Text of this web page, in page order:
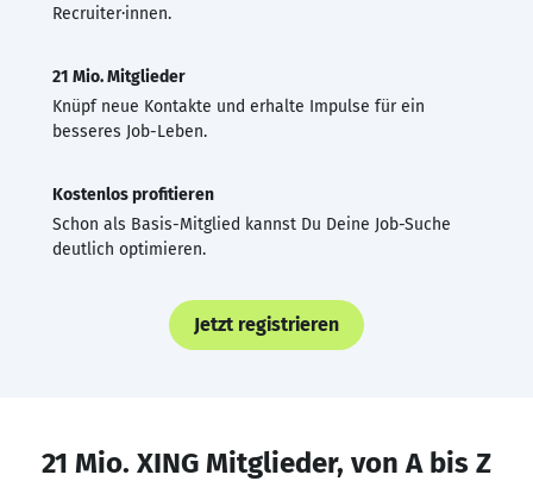
Recruiter·innen.
21 Mio. Mitglieder
Knüpf neue Kontakte und erhalte Impulse für ein
besseres Job-Leben.
Kostenlos profitieren
Schon als Basis-Mitglied kannst Du Deine Job-Suche
deutlich optimieren.
Jetzt registrieren
21 Mio. XING Mitglieder, von A bis Z